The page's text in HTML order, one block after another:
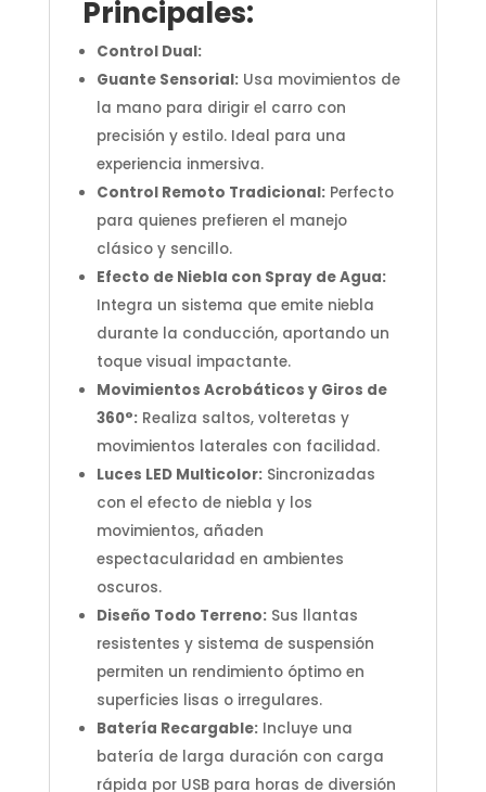
Principales:
Control Dual:
Guante Sensorial: Usa movimientos de
la mano para dirigir el carro con
precisión y estilo. Ideal para una
experiencia inmersiva.
Control Remoto Tradicional: Perfecto
para quienes prefieren el manejo
clásico y sencillo.
Efecto de Niebla con Spray de Agua:
Integra un sistema que emite niebla
durante la conducción, aportando un
toque visual impactante.
Movimientos Acrobáticos y Giros de
360°: Realiza saltos, volteretas y
movimientos laterales con facilidad.
Luces LED Multicolor: Sincronizadas
con el efecto de niebla y los
movimientos, añaden
espectacularidad en ambientes
oscuros.
Diseño Todo Terreno: Sus llantas
resistentes y sistema de suspensión
permiten un rendimiento óptimo en
superficies lisas o irregulares.
Batería Recargable: Incluye una
batería de larga duración con carga
rápida por USB para horas de diversión